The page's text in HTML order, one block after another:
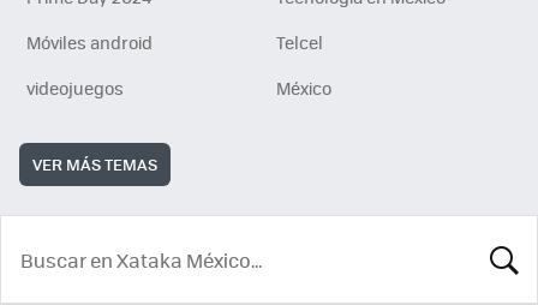
Móviles android
Telcel
videojuegos
México
VER MÁS TEMAS